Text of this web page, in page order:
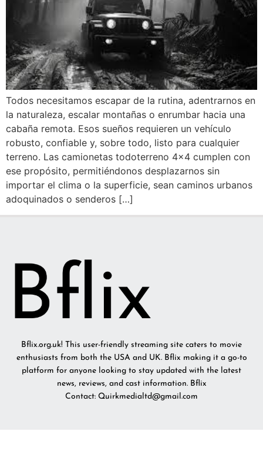
Todos necesitamos escapar de la rutina, adentrarnos en
la naturaleza, escalar montañas o enrumbar hacia una
cabaña remota. Esos sueños requieren un vehículo
robusto, confiable y, sobre todo, listo para cualquier
terreno. Las camionetas todoterreno 4×4 cumplen con
ese propósito, permitiéndonos desplazarnos sin
importar el clima o la superficie, sean caminos urbanos
adoquinados o senderos […]
Bflix.org.uk! This user-friendly streaming site caters to movie
enthusiasts from both the USA and UK. Bflix making it a go-to
platform for anyone looking to stay updated with the latest
news, reviews, and cast information. Bflix
Contact: Quirkmedialtd@gmail.com